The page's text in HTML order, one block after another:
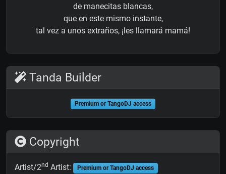
de manecitas blancas,
que en este mismo instante,
tal vez a unos extraños, ¡les llamará mamá!
Tanda Builder
Premium or TangoDJ access
Copyright
Artist/2nd Artist: Premium or TangoDJ access